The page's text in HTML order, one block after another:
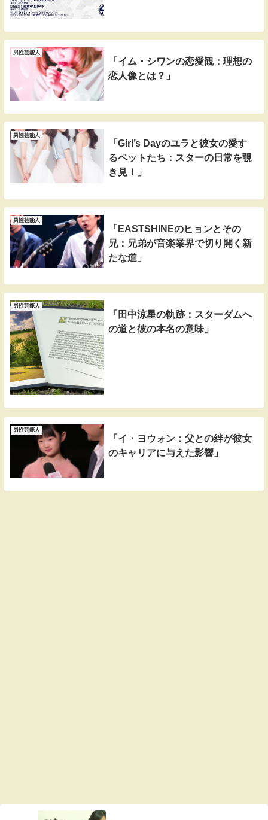
男性芸能人
「イム・シワンの恋愛観：理想の
恋人像とは？」
男性芸能人
「Girl’s Dayのユラと彼女の愛す
るペットたち：スターの日常を覗
き見！」
男性芸能人
「EASTSHINEのヒョンとその
兄：兄弟が音楽業界で切り開く新
たな道」
男性芸能人
「田中涼星の軌跡：スターダムへ
の道と彼の本名の意味」
男性芸能人
「イ・ヨウォン：父との絆が彼女
のキャリアに与えた影響」